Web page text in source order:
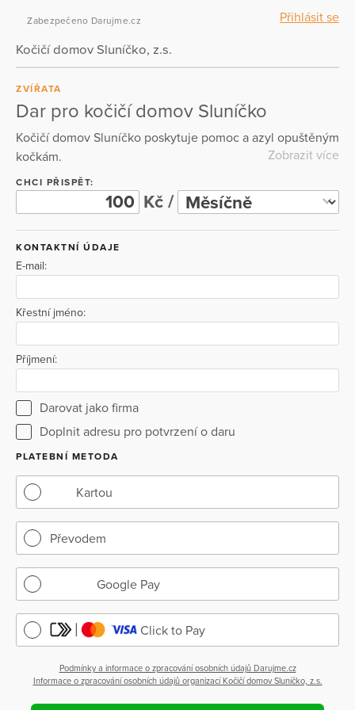
Přihlásit se
Zabezpečeno Darujme.cz
Kočičí domov Sluníčko, z.s.
ZVÍŘATA
Dar pro kočičí domov Sluníčko
Kočičí domov Sluníčko poskytuje pomoc a azyl opuštěným
kočkám.
Zobrazit více
CHCI PŘISPĚT:
Kč /
KONTAKTNÍ ÚDAJE
E-mail:
Křestní jméno:
Příjmení:
Darovat jako firma
Doplnit adresu pro potvrzení o daru
PLATEBNÍ METODA
Kartou
Převodem
Google Pay
Click to Pay
Podmínky a informace o zpracování osobních údajů Darujme.cz
Informace o zpracování osobních údajů organizací Kočičí domov Sluníčko, z.s.